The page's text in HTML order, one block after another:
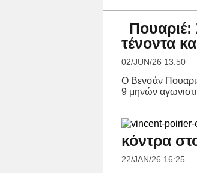
Πουαριέ:
τένοντα
02/JUN/26 13:50
Ο Βενσάν
9 μηνών
κόντρα
22/JAN/26 16:25